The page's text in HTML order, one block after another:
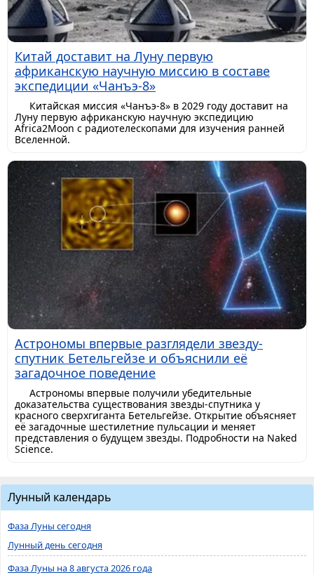
Китай доставит на Луну первую
африканскую научную миссию в составе
экспедиции «Чанъэ-8»
Китайская миссия «Чанъэ-8» в 2029 году доставит на
Луну первую африканскую научную экспедицию
Africa2Moon с радиотелескопами для изучения ранней
Вселенной.
Астрономы впервые разглядели звезду-
спутник Бетельгейзе и объяснили её
загадочное поведение
Астрономы впервые получили убедительные
доказательства существования звезды-спутника у
красного сверхгиганта Бетельгейзе. Открытие объясняет
её загадочные шестилетние пульсации и меняет
представления о будущем звезды. Подробности на Naked
Science.
Лунный календарь
Фаза Луны сегодня
Лунный день сегодня
Фаза Луны на 8 августа 2026 года